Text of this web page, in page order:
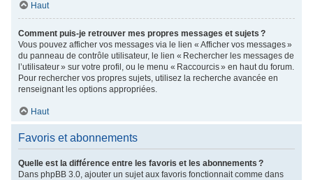
Haut
Comment puis-je retrouver mes propres messages et sujets ?
Vous pouvez afficher vos messages via le lien « Afficher vos messages »
du panneau de contrôle utilisateur, le lien « Rechercher les messages de
l’utilisateur » sur votre profil, ou le menu « Raccourcis » en haut du forum.
Pour rechercher vos propres sujets, utilisez la recherche avancée en
renseignant les options appropriées.
Haut
Favoris et abonnements
Quelle est la différence entre les favoris et les abonnements ?
Dans phpBB 3.0, ajouter un sujet aux favoris fonctionnait comme dans